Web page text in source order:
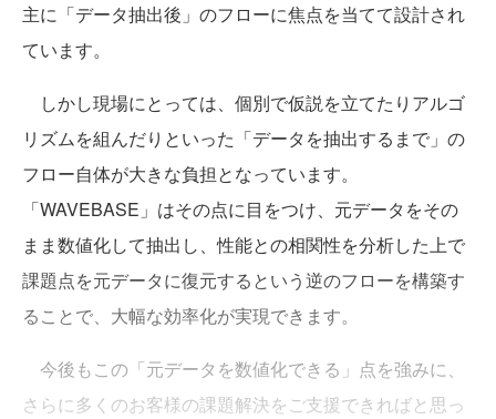
主に「データ抽出後」のフローに焦点を当てて設計され
ています。
しかし現場にとっては、個別で仮説を立てたりアルゴ
リズムを組んだりといった「データを抽出するまで」の
フロー自体が大きな負担となっています。
「WAVEBASE」はその点に目をつけ、元データをその
まま数値化して抽出し、性能との相関性を分析した上で
課題点を元データに復元するという逆のフローを構築す
ることで、大幅な効率化が実現できます。
今後もこの「元データを数値化できる」点を強みに、
さらに多くのお客様の課題解決をご支援できればと思っ